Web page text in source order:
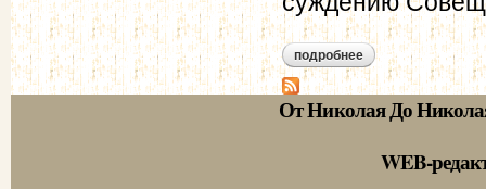
подробнее о из журнала
От Николая До
WEB-